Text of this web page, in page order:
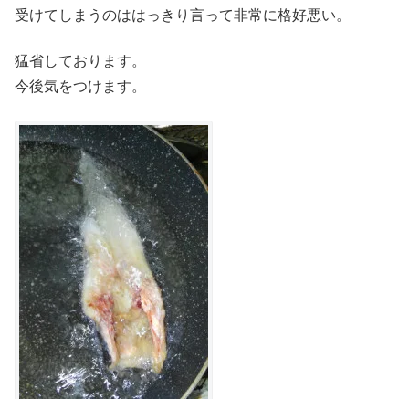
受けてしまうのははっきり言って非常に格好悪い。
猛省しております。
今後気をつけます。